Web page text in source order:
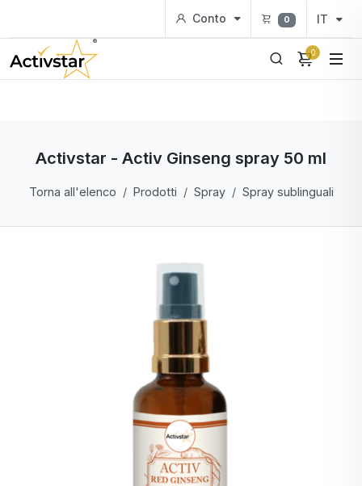
Conto 0 IT
0
Activstar - Activ Ginseng spray 50 ml
Torna all'elenco Prodotti Spray Spray sublinguali